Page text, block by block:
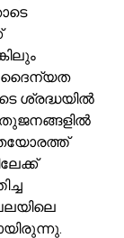
ദൈന്യത
ശ്രദ്ധയില്‍